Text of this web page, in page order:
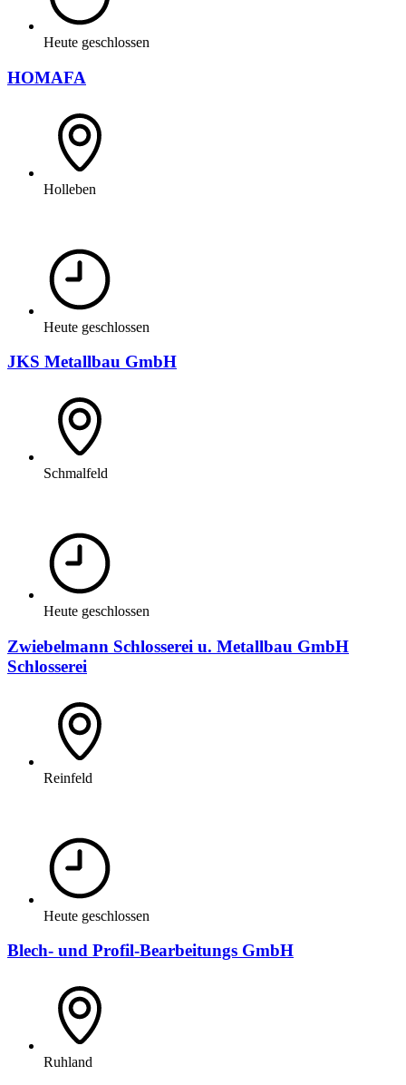
Heute geschlossen
HOMAFA
Holleben
Heute geschlossen
JKS Metallbau GmbH
Schmalfeld
Heute geschlossen
Zwiebelmann Schlosserei u. Metallbau GmbH
Schlosserei
Reinfeld
Heute geschlossen
Blech- und Profil-Bearbeitungs GmbH
Ruhland